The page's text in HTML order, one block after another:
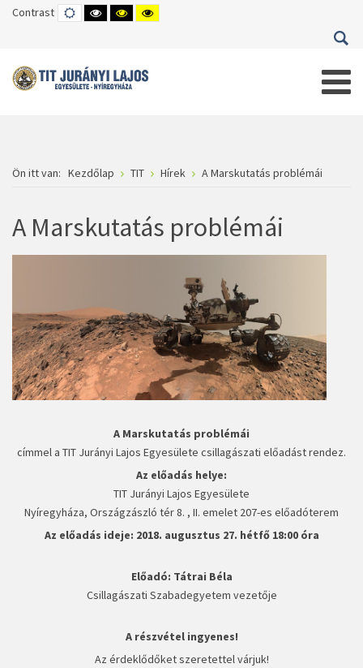
Contrast DEFAULT
MODE
HIGH
CONTRAST
HIGH
CONTRAST
HIGH
CONTRAST
Ön itt van: Kezdőlap TIT Hírek A Marskutatás problémái
A Marskutatás problémái
A Marskutatás problémái
címmel a TIT Jurányi Lajos Egyesülete csillagászati előadást rendez.
Az előadás helye:
TIT Jurányi Lajos Egyesülete
Nyíregyháza, Országzászló tér 8. , II. emelet 207-es előadóterem
Az előadás ideje: 2018. augusztus 27. hétfő 18:00 óra
Előadó: Tátrai Béla
Csillagászati Szabadegyetem vezetője
A részvétel ingyenes!
Az érdeklődőket szeretettel várjuk!